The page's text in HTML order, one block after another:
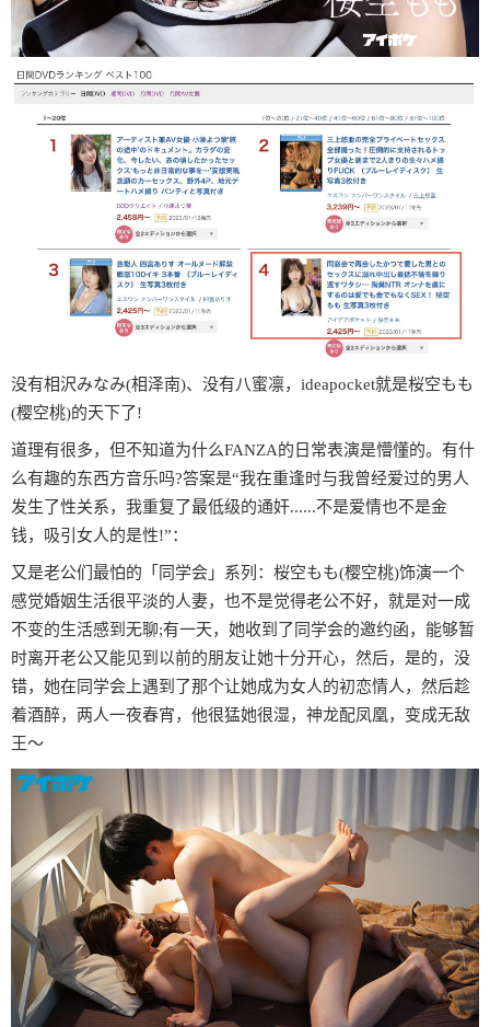
没有相沢みなみ(相泽南)、没有八蜜凛，ideapocket就是桜空もも
(樱空桃)的天下了!
道理有很多，但不知道为什么FANZA的日常表演是懵懂的。有什
么有趣的东西方音乐吗?答案是“我在重逢时与我曾经爱过的男人
发生了性关系，我重复了最低级的通奸......不是爱情也不是金
钱，吸引女人的是性!”：
又是老公们最怕的「同学会」系列：桜空もも(樱空桃)饰演一个
感觉婚姻生活很平淡的人妻，也不是觉得老公不好，就是对一成
不变的生活感到无聊;有一天，她收到了同学会的邀约函，能够暂
时离开老公又能见到以前的朋友让她十分开心，然后，是的，没
错，她在同学会上遇到了那个让她成为女人的初恋情人，然后趁
着酒醉，两人一夜春宵，他很猛她很湿，神龙配凤凰，变成无敌
王〜